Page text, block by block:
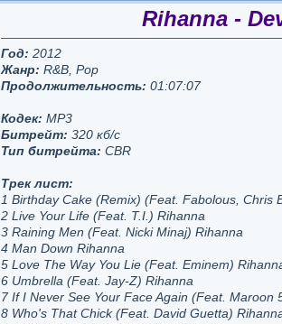
Rihanna -
Год: 2012
Жанр: R&B, Pop
Продолжительность: 01:07:07
Кодек: MP3
Битрейт: 320 кб/с
Тип битрейта: CBR
Трек лист:
1 Birthday Cake (Remix) (Feat. Fabolous, Chris
2 Live Your Life (Feat. T.I.) Rihanna
3 Raining Men (Feat. Nicki Minaj) Rihanna
4 Man Down Rihanna
5 Love The Way You Lie (Feat. Eminem)
6 Umbrella (Feat. Jay-Z) Rihanna
7 If I Never See Your Face Again (Feat. Maroon
8 Who's That Chick (Feat. David Guetta)